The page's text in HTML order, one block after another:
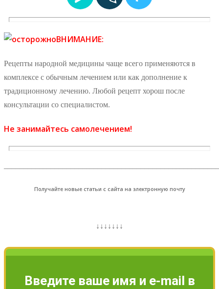
ВНИМАНИЕ:
Рецепты народной медицины чаще всего применяются в
комплексе с обычным лечением или как дополнение к
традиционному лечению. Любой рецепт хорош после
консультации со специалистом.
Не занимайтесь самолечением!
Получайте новые статьи с сайта на электронную почту
↓↓↓↓↓↓↓
Введите ваше имя и e-mail в